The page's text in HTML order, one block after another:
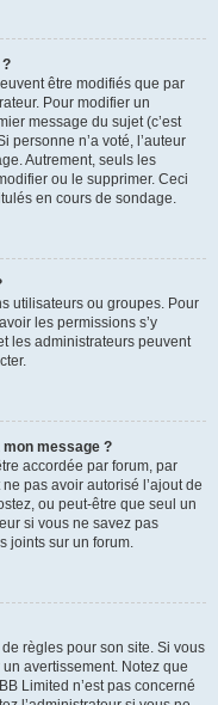
être modifiés que par
Pour modifier un
message du sujet (c’est
personne n’a voté, l’auteur
Autrement, seuls les
ou le supprimer. Ceci
en cours de sondage.
utilisateurs ou groupes. Pour
les permissions s’y
les administrateurs peuvent
message ?
accordée par forum, par
pas avoir autorisé l’ajout de
ou peut-être que seul un
si vous ne savez pas
joints sur un forum.
règles pour son site. Si vous
avertissement. Notez que
Limited n’est pas concerné